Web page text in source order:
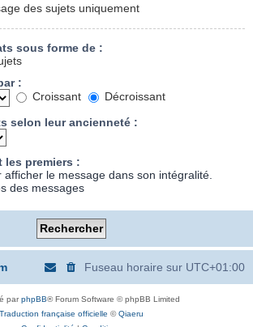
des sujets uniquement
sous forme de :
:
Croissant
Décroissant
selon leur ancienneté :
les premiers :
le message dans son intégralité.
des messages
Fuseau horaire sur UTC+01:00
parphpBB® Forum Software © phpBB Limited
Traduction française officielle ©Qiaeru